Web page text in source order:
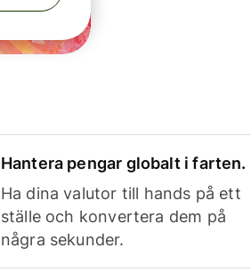
Hantera pengar globalt i farten.
Ha dina valutor till hands på ett
ställe och konvertera dem på
några sekunder.